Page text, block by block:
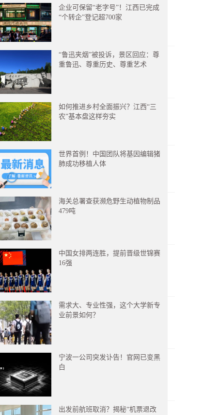
企业可保留“老字号”！江西已完成
“个转企”登记超700家
“鲁迅夹烟”被投诉，景区回应：尊
重鲁迅、尊重历史、尊重艺术
如何推进乡村全面振兴？江西“三
农”基本盘这样夯实
世界首例！中国团队将基因编辑猪
肺成功移植人体
海关总署查获濒危野生动植物制品
479吨
中国女排两连胜，提前晋级世锦赛
16强
需求大、专业性强，这个大学新专
业前景如何？
宁波一公司突发讣告！官网已变黑
白
出发前航班取消？揭秘“机票退改